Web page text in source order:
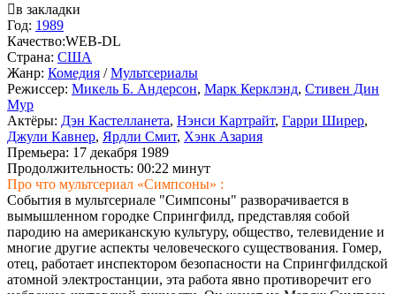
в закладки
Год: 1989
Качество:WEB-DL
Страна: США
Жанр: Комедия /Мультсериалы
Режиссер: Микель Б. Андерсон, Марк Керклэнд, Стивен Дин
Мур
Актёры: Дэн Кастелланета, Нэнси Картрайт, Гарри Ширер,
Джули Кавнер, Ярдли Смит, Хэнк Азария
Премьера: 17 декабря 1989
Продолжительность: 00:22 минут
Про что мультсериал «Симпсоны» :
События в мультсериале "Симпсоны" разворачивается в
вымышленном городке Спрингфилд, представляя собой
пародию на американскую культуру, общество, телевидение и
многие другие аспекты человеческого существования. Гомер,
отец, работает инспектором безопасности на Спрингфилдской
атомной электростанции, эта работа явно противоречит его